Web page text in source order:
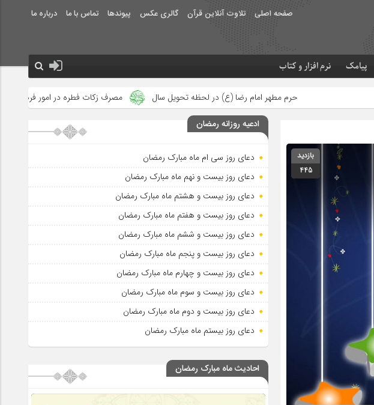
صفحه اصلی تلاوت آنلاین قرآن گالری عکس پیوندها تماس با ما درباره ما
پیامک نرم افزار و کتاب
حرم مطهر امام رضا (ع) در لحظه تحویل سال مصرف زکات فطره در امور فرهنگی جلوه‌های بزرگ
بازدید
445
ادعیه روزانه رمضان
دعای روز سی ام ماه مبارک رمضان
دعای روز بیست و نهم ماه مبارک رمضان
دعای روز بیست و هشتم ماه مبارک رمضان
دعای روز بیست و هفتم ماه مبارک رمضان
دعای روز بیست و ششم ماه مبارک رمضان
دعای روز بیست و پنجم ماه مبارک رمضان
دعای روز بیست و چهارم ماه مبارک رمضان
دعای روز بیست و سوم ماه مبارک رمضان
دعای روز بیست و دوم ماه مبارک رمضان
دعای روز بیستم ماه مبارک رمضان
احادیث ماه مبارک رمضان